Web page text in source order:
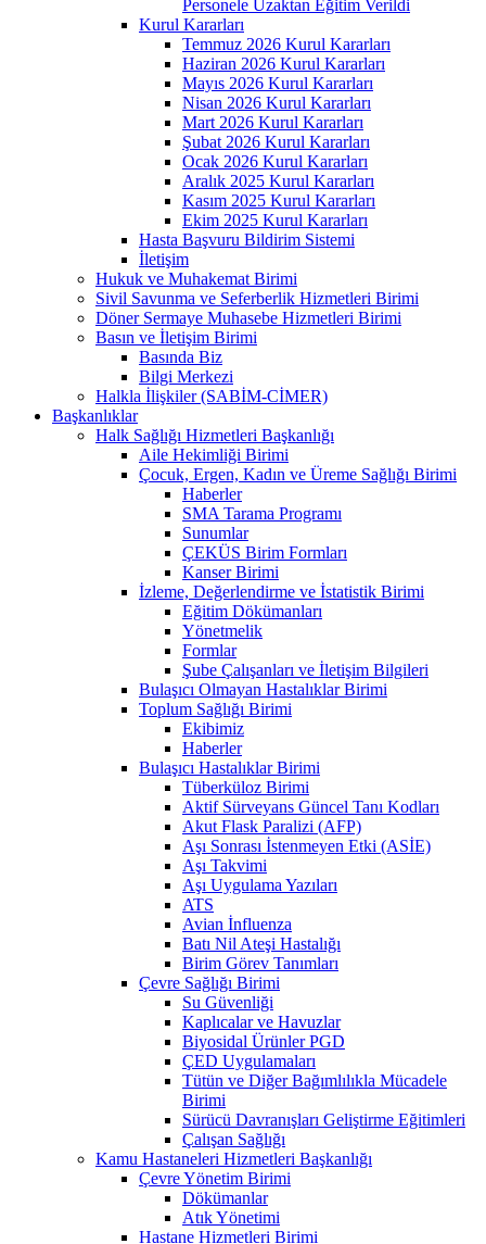
Personele Uzaktan Eğitim Verildi
Kurul Kararları
Temmuz 2026 Kurul Kararları
Haziran 2026 Kurul Kararları
Mayıs 2026 Kurul Kararları
Nisan 2026 Kurul Kararları
Mart 2026 Kurul Kararları
Şubat 2026 Kurul Kararları
Ocak 2026 Kurul Kararları
Aralık 2025 Kurul Kararları
Kasım 2025 Kurul Kararları
Ekim 2025 Kurul Kararları
Hasta Başvuru Bildirim Sistemi
İletişim
Hukuk ve Muhakemat Birimi
Sivil Savunma ve Seferberlik Hizmetleri Birimi
Döner Sermaye Muhasebe Hizmetleri Birimi
Basın ve İletişim Birimi
Basında Biz
Bilgi Merkezi
Halkla İlişkiler (SABİM-CİMER)
Başkanlıklar
Halk Sağlığı Hizmetleri Başkanlığı
Aile Hekimliği Birimi
Çocuk, Ergen, Kadın ve Üreme Sağlığı Birimi
Haberler
SMA Tarama Programı
Sunumlar
ÇEKÜS Birim Formları
Kanser Birimi
İzleme, Değerlendirme ve İstatistik Birimi
Eğitim Dökümanları
Yönetmelik
Formlar
Şube Çalışanları ve İletişim Bilgileri
Bulaşıcı Olmayan Hastalıklar Birimi
Toplum Sağlığı Birimi
Ekibimiz
Haberler
Bulaşıcı Hastalıklar Birimi
Tüberküloz Birimi
Aktif Sürveyans Güncel Tanı Kodları
Akut Flask Paralizi (AFP)
Aşı Sonrası İstenmeyen Etki (ASİE)
Aşı Takvimi
Aşı Uygulama Yazıları
ATS
Avian İnfluenza
Batı Nil Ateşi Hastalığı
Birim Görev Tanımları
Çevre Sağlığı Birimi
Su Güvenliği
Kaplıcalar ve Havuzlar
Biyosidal Ürünler PGD
ÇED Uygulamaları
Tütün ve Diğer Bağımlılıkla Mücadele
Birimi
Sürücü Davranışları Geliştirme Eğitimleri
Çalışan Sağlığı
Kamu Hastaneleri Hizmetleri Başkanlığı
Çevre Yönetim Birimi
Dökümanlar
Atık Yönetimi
Hastane Hizmetleri Birimi